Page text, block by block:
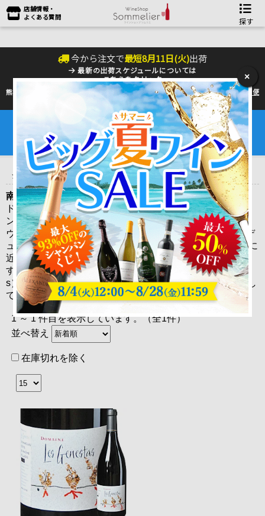
店舗情報・
よくある質問
探す
今から注文で最短8月11日(火)出荷
最新の出荷スケジュールについては
こちらをクリック
熊本地震の影響により九州への配送に遅れが生じております。最新情報は佐川急便
のHP
をご確認下さい。
夏季の配送は『クール便』のご利用をお勧めいたします。
ワインは25℃以上で劣化するデリケートな商品です。
6～9月はワインを守るためにも是非ご利用ください。
トップ ＞産地で探す ＞フランス ＞ローヌワイン ＞ ドメーヌ・レ・
ジュヌスタ Domaine les Genestas
南部地区：メリディオナル Meridional
ドメーヌ・レ・ジェヌスタは、カーヴ・デ・ヴィニュロ
ン・デステザルグのワンランク上のドメーヌ物です！カー
ヴ・デ・ヴィニュロン・デステザルグ”は、南仏コート・デ
ュ・ローヌに位置し、“リュット・レゾネ”と言われる自然に
近い農法を実施する志の高い生産者集団（協同組合）で
す。さらに、全生産者が『テラ・ヴィティス（Terra Viti
s）』と呼ばれる、農薬や除草剤を使用しない農法で栽培し
ています！
1 ～ 1 件目を表示しています。（全1件）
並べ替え
在庫切れを除く
×